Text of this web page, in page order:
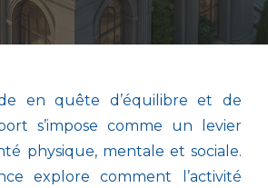
en quête d’équilibre et de
s’impose comme un levier
physique, mentale et sociale.
explore comment l’activité